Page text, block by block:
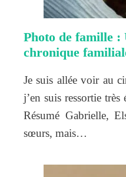
Photo de famille :
chronique
Je suis allée voir au
j’en suis ressortie
Résumé Gabrielle,
sœurs, mais…